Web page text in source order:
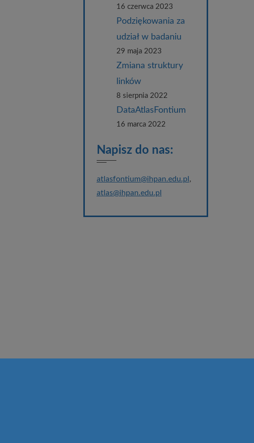
16 czerwca 2023
Podziękowania za
udział w badaniu
29 maja 2023
Zmiana struktury
linków
8 sierpnia 2022
DataAtlasFontium
16 marca 2022
Napisz do nas:
atlasfontium@ihpan.edu.pl ,
atlas@ihpan.edu.pl